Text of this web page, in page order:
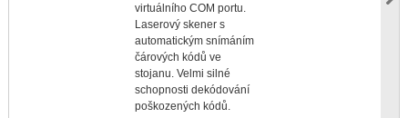
virtuálního COM portu.
Laserový skener s
automatickým snímáním
čárových kódů ve
stojanu. Velmi silné
schopnosti dekódování
poškozených kódů.